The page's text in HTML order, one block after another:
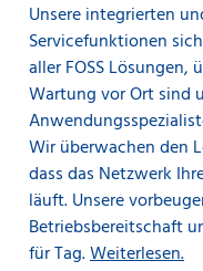
Unsere integrierten
Servicefunktionen
aller FOSS Lösungen,
Wartung vor Ort sind
Wir überwachen den
dass das Netzwerk
läuft. Unsere
Betriebsbereitschaft
für Tag.Weiterlesen.